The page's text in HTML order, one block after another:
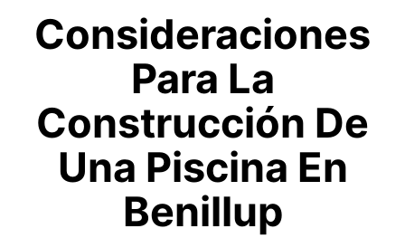
Consideraciones
Para La
Construcción De
Una Piscina En
Benillup